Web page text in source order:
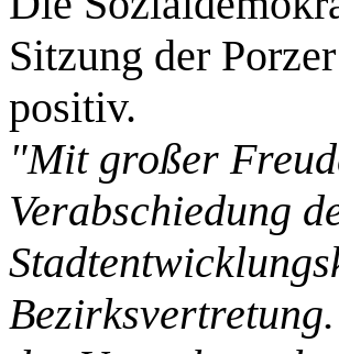
Sitzung der
positiv.
"Mit großer
Verabschiedung